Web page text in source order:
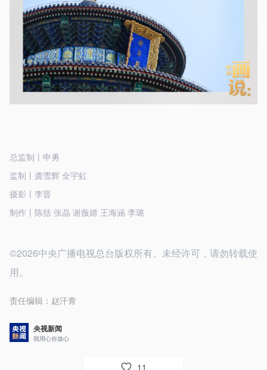
总监制丨申勇
监制丨龚雪辉 全宇虹
摄影丨李晋
制作丨陈括 张晶 谢薇婧 王海涵 李璐
©2026中央广播电视总台版权所有。未经许可，请勿转载使
用。
责任编辑： 赵汗青
央视新闻
我用心你放心
11